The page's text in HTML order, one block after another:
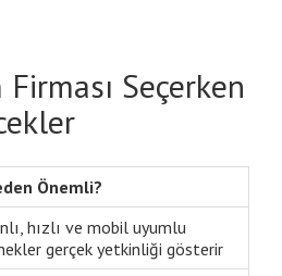
Firması Seçerken
Önemli?
hızlı ve mobil uyumlu
gerçek yetkinliği gösterir